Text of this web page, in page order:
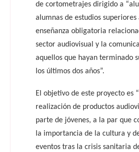
de cortometrajes dirigido a
alumnas de estudios superiores
enseñanza obligatoria
sector audiovisual y la
aquellos que hayan terminado
los últimos dos años”.
El objetivo de este proyecto es
realización de productos
parte de jóvenes, a la par que
la importancia de la cultura y
eventos tras la crisis sanitaria